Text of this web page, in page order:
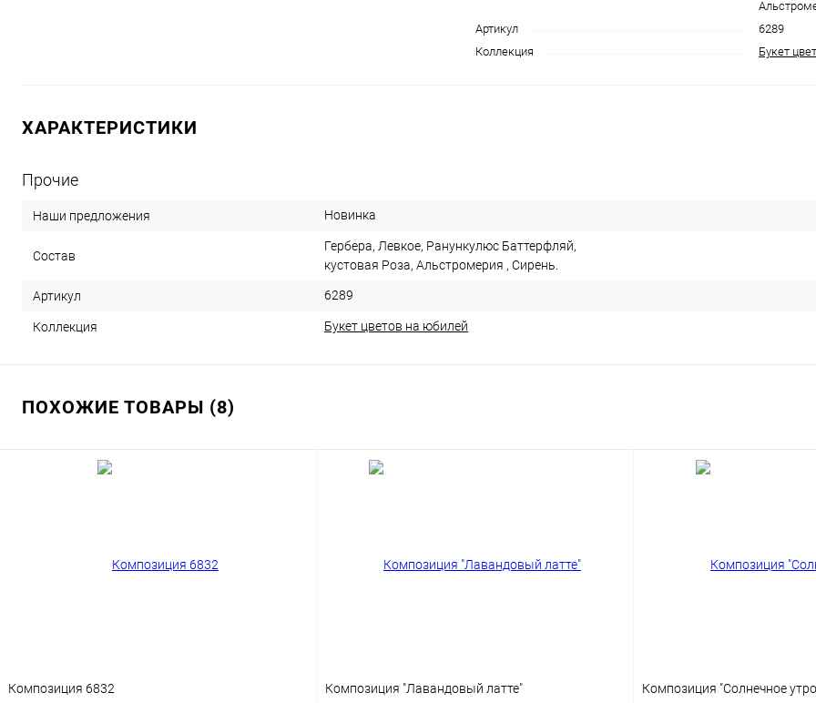
Артикул
6289
Коллекция
Букет
ХАРАКТЕРИСТИКИ
Прочие
Наши предложения Новинка
Состав
Гербера, Левкое, Ранункулюс Баттерфляй,
кустовая Роза, Альстромерия , Сирень.
Артикул 6289
Коллекция Букет цветов на юбилей
ПОХОЖИЕ ТОВАРЫ (8)
Композиция 6832 Композиция "Лавандовый латте" Композиция "Солнечное